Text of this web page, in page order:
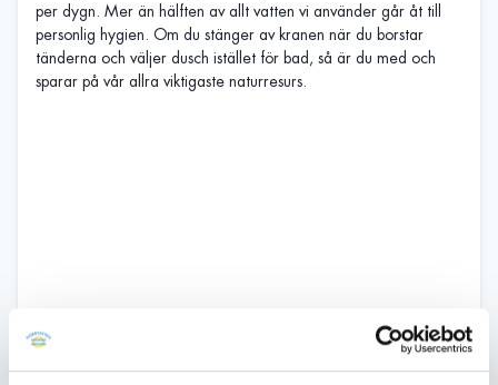
per dygn. Mer än hälften av allt vatten vi använder går åt till
personlig hygien. Om du stänger av kranen när du borstar
tänderna och väljer dusch istället för bad, så är du med och
sparar på vår allra viktigaste naturresurs.